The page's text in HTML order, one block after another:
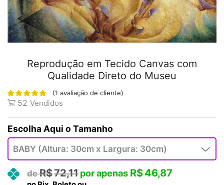
Reprodução em Tecido Canvas com
Qualidade Direto do Museu
(1 avaliação de cliente)
52 Vendidos
Tamanho
R$72,11 R$46,87